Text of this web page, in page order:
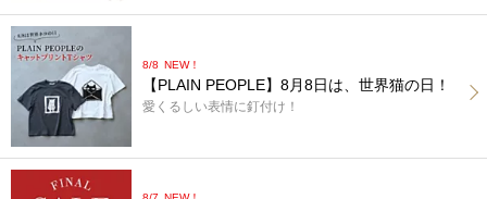
8/8 NEW！
【PLAIN PEOPLE】8月8日は、世界猫の日！
愛くるしい表情に釘付け！